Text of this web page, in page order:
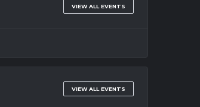
VIEW ALL EVENTS
VIEW ALL EVENTS